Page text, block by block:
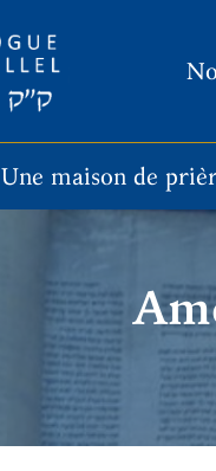
Une maison de